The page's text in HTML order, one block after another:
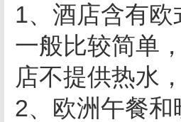
1、酒店含有
一般比较简单
店不提供热水
2、欧洲午餐